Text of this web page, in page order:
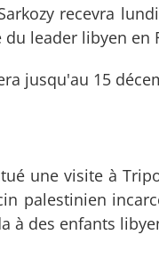
recevra
leader libyen en
jusqu'au 15
une visite à
palestinien
à des enfants